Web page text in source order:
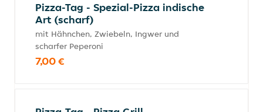
Pizza-Tag - Spezial-Pizza indische
Art (scharf)
mit Hähnchen, Zwiebeln, Ingwer und
scharfer Peperoni
7,00 €